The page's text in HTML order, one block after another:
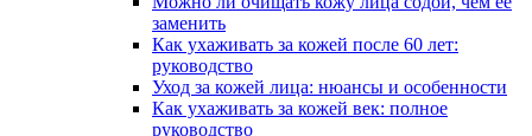
заменить
Как ухаживать за кожей после 60 лет:
руководство
Уход за кожей лица: нюансы и особенности
Как ухаживать за кожей век: полное
руководство